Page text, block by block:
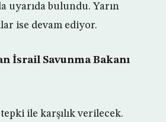
uyarıda bulundu. Yarın
ise devam ediyor.
İsrail Savunma Bakanı
ile karşılık verilecek.